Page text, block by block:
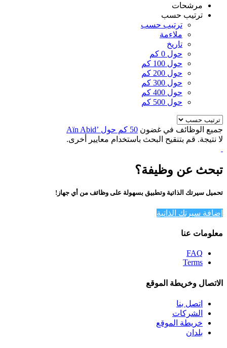
مرشحات
ترتيب حسب
ترتيب حسب
ملاءمة
تاريخ
حول 0 كم
حول 100 كم
حول 200 كم
حول 300 كم
حول 400 كم
حول 500 كم
جميع الوظائف في غضون 50 كم حول ’Aïn Abid
لا نتيجة. قم بتنقيح البحث باستخدام معايير أخرى.
تبحث عن وظيفة؟
تحميل سيرتك الذاتية وتطبيق بسهولة على وظائف من أي جهاز!
إضافة سيرتك الذاتية
معلومات عنا
FAQ
Terms
الاتصال وخريطة الموقع
اتصل بنا
الشركات
خريطة الموقع
بلدان